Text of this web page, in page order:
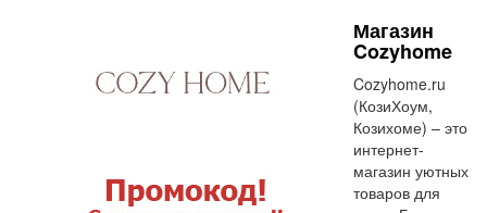
Магазин
Cozyhome
Cozyhome.ru
(КозиХоум,
Козихоме) – это
интернет-
магазин уютных
товаров для